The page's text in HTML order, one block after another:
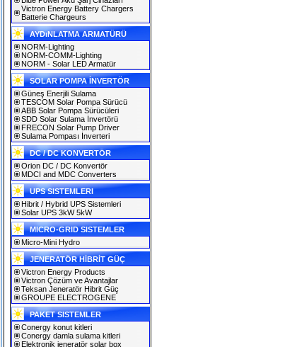
Victron Energy Battery Chargers
Batterie Chargeurs
AYDıNLATMA ARMATÜRÜ
NORM-Lighting
NORM-COMM-Lighting
NORM - Solar LED Armatür
SOLAR POMPA İNVERTÖR
Güneş Enerjili Sulama
TESCOM Solar Pompa Sürücü
ABB Solar Pompa Sürücüleri
SDD Solar Sulama İnvertörü
FRECON Solar Pump Driver
Sulama Pompası İnverteri
DC / DC KONVERTÖR
Orion DC / DC Konvertör
MDCI and MDC Converters
UPS SISTEMLERI
Hibrit / Hybrid UPS Sistemleri
Solar UPS 3kW 5kW
MICRO-GRID SISTEMLER
Micro-Mini Hydro
JENERATÖR HİBRİT GÜÇ
Victron Energy Products
Victron Çözüm ve Avantajlar
Teksan Jeneratör Hibrit Güç
GROUPE ELECTROGENE
PAKET SISTEMLER
Conergy konut kitleri
Conergy damla sulama kitleri
Elektronik jeneratör solar box